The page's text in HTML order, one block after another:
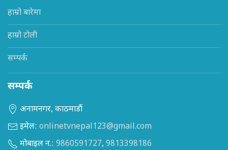
हाम्रो बारेमा
हाम्रो टोली
सम्पर्क
सम्पर्क
अनामनगर, काठमाडौं
इमेल: onlinetvnepal123@gmail.com
मोबाइल न.: 9860591727, 9813398186